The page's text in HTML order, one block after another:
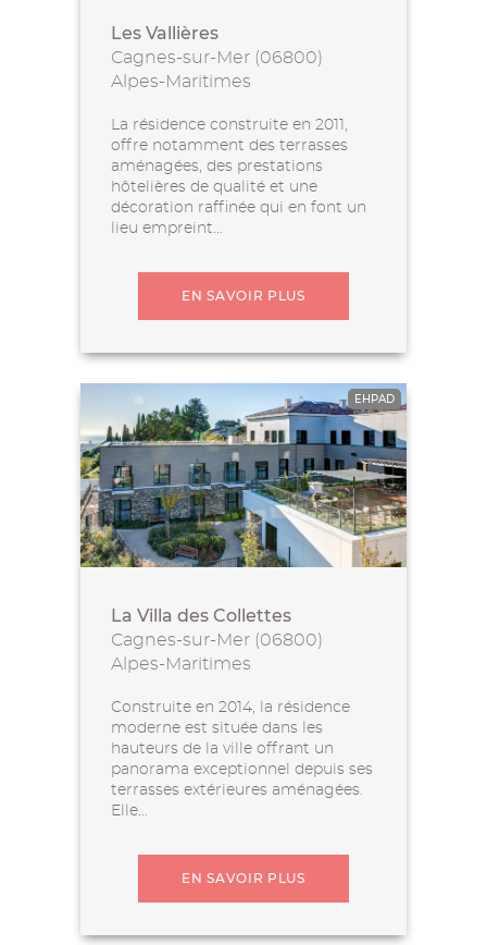
Les Vallières
Cagnes-sur-Mer (06800)
Alpes-Maritimes
La résidence construite en 2011,
offre notamment des terrasses
aménagées, des prestations
hôtelières de qualité et une
décoration raffinée qui en font un
lieu empreint...
EN SAVOIR PLUS
EHPAD
La Villa des Collettes
Cagnes-sur-Mer (06800)
Alpes-Maritimes
Construite en 2014, la résidence
moderne est située dans les
hauteurs de la ville offrant un
panorama exceptionnel depuis ses
terrasses extérieures aménagées.
Elle...
EN SAVOIR PLUS